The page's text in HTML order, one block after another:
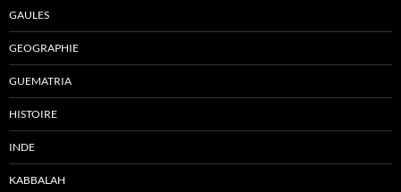
GAULES
GEOGRAPHIE
GUEMATRIA
HISTOIRE
INDE
KABBALAH